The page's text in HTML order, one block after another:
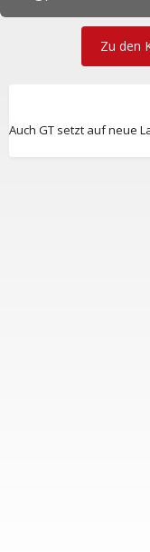
Auch GT setzt auf neue